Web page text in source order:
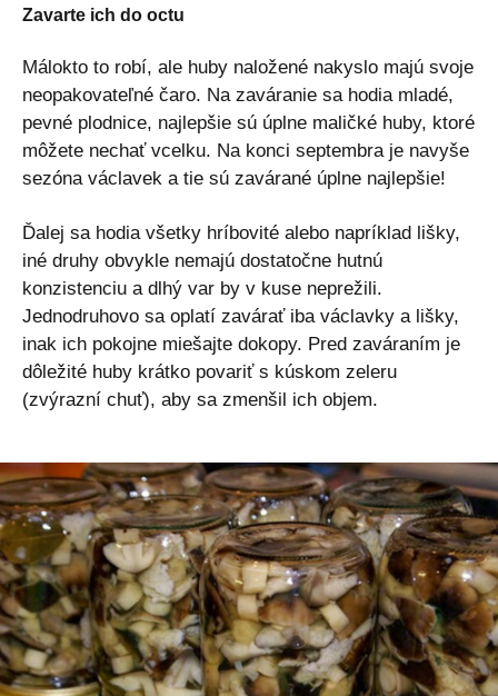
Zavarte ich do octu
Málokto to robí, ale huby naložené nakyslo majú svoje
neopakovateľné čaro. Na zaváranie sa hodia mladé,
pevné plodnice, najlepšie sú úplne maličké huby, ktoré
môžete nechať vcelku. Na konci septembra je navyše
sezóna václavek a tie sú zavárané úplne najlepšie!
Ďalej sa hodia všetky hríbovité alebo napríklad lišky,
iné druhy obvykle nemajú dostatočne hutnú
konzistenciu a dlhý var by v kuse neprežili.
Jednodruhovо sa oplatí zavárať iba václavky a lišky,
inak ich pokojne miešajte dokopy. Pred zaváraním je
dôležité huby krátko povariť s kúskom zeleru
(zvýrazní chuť), aby sa zmenšil ich objem.